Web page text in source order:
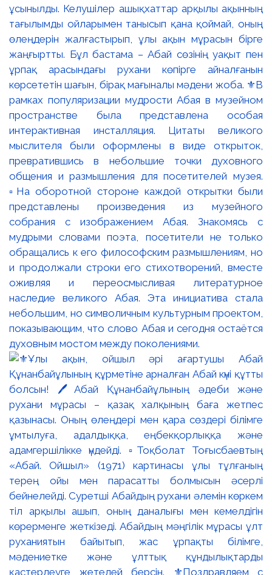
ұсынылды. Келушілер ашықхаттар арқылы ақынның
тағылымды ойларымен танысып қана қоймай, оның
өлеңдерін жалғастырып, ұлы ақын мұрасын бірге
жаңғыртты. Бұл бастама – Абай сөзінің уақыт пен
ұрпақ арасындағы рухани көпірге айналғанын
көрсететін шағын, бірақ мағыналы мәдени жоба. ⚜️В
рамках популяризации мудрости Абая в музейном
пространстве была представлена особая
интерактивная инсталляция. Цитаты великого
мыслителя были оформлены в виде открыток,
превратившись в небольшие точки духовного
общения и размышления для посетителей музея.
▫️На оборотной стороне каждой открытки были
представлены произведения из музейного
собрания с изображением Абая. Знакомясь с
мудрыми словами поэта, посетители не только
обращались к его философским размышлениям, но
и продолжали строки его стихотворений, вместе
оживляя и переосмысливая литературное
наследие великого Абая. Эта инициатива стала
небольшим, но символичным культурным проектом,
показывающим, что слово Абая и сегодня остаётся
духовным мостом между поколениями.